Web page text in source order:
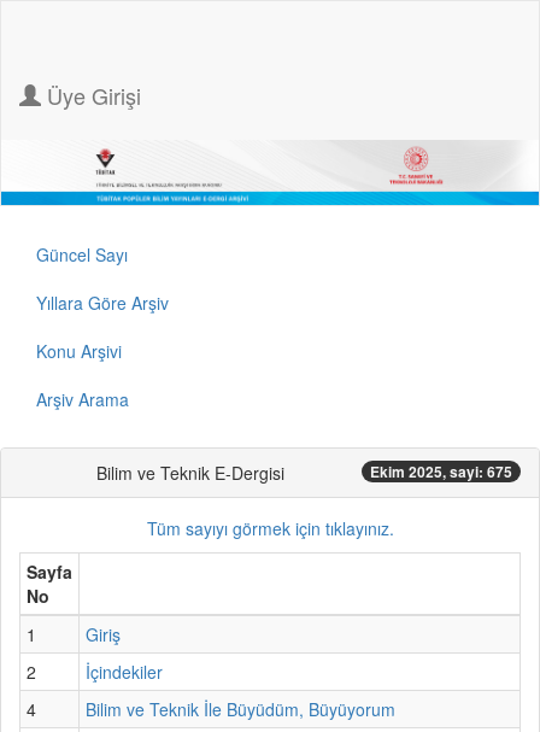
Üye Girişi
Güncel Sayı
Yıllara Göre Arşiv
Konu Arşivi
Arşiv Arama
Bilim ve Teknik E-Dergisi Ekim 2025, sayi: 675
Tüm sayıyı görmek için tıklayınız.
Sayfa
No
1
Giriş
2
İçindekiler
4
Bilim ve Teknik İle Büyüdüm, Büyüyorum